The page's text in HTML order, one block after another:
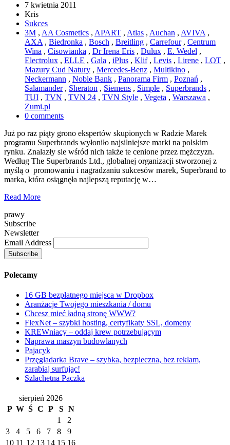
7 kwietnia 2011
Kris
Sukces
3M , AA Cosmetics , APART , Atlas , Auchan , AVIVA,
AXA, Biedronka , Bosch , Breitling , Carrefour, Centrum
Wina , Cisowianka , Dr Irena Eris , Dulux , E. Wedel ,
Electrolux , ELLE , Gala , iPlus , Klif, Levis , Lirene , LOT ,
Mazury Cud Natury , Mercedes-Benz , Multikino ,
Neckermann , Noble Bank , Panorama Firm , Poznań ,
Salamander, Sheraton , Siemens , Simple , Superbrands ,
TUI , TVN , TVN 24 , TVN Style , Vegeta , Warszawa ,
Zumi.pl
0 comments
Już po raz piąty grono ekspertów skupionych w Radzie Marek
programu Superbrands wyłoniło najsilniejsze marki na polskim
rynku. Znalazły sie wśród nich także te cenione przez mężczyzn.
Według The Superbrands Ltd., globalnej organizacji stworzonej z
myślą o promowaniu i nagradzaniu sukcesów marek, Superbrand to
marka, która osiągnęła najlepszą reputację w…
Read More
prawy
Subscribe
Newsletter
Email Address
Polecamy
16 GB bezpłatnego miejsca w Dropbox
Aranżacje Twojego mieszkania / domu
Chcesz mieć ładną stronę WWW?
FlexNet – szybki hosting, certyfikaty SSL, domeny
KREWniacy – oddaj krew potrzebującym
Naprawa maszyn budowlanych
Pajacyk
Przęgladarka Brave – szybka, bezpieczna, bez reklam,
zarabiaj surfując!
Szlachetna Paczka
sierpień 2026
P W Ś C P S N
1
2
3
4 5 6 7 8
9
10 11 12 13 14 15 16